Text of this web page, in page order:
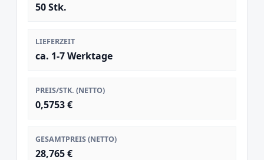
50 Stk.
LIEFERZEIT
ca. 1-7 Werktage
PREIS/STK. (NETTO)
0,5753 €
GESAMTPREIS (NETTO)
28,765 €